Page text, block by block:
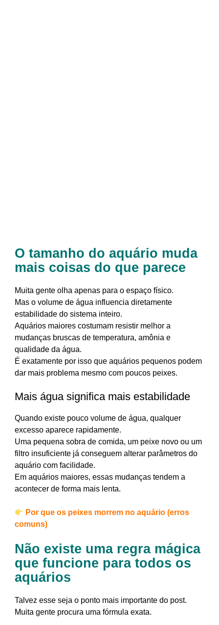
O tamanho do aquário muda
mais coisas do que parece
Muita gente olha apenas para o espaço físico.
Mas o volume de água influencia diretamente
estabilidade do sistema inteiro.
Aquários maiores costumam resistir melhor a
mudanças bruscas de temperatura, amônia e
qualidade da água.
É exatamente por isso que aquários pequenos podem
dar mais problema mesmo com poucos peixes.
Mais água significa mais estabilidade
Quando existe pouco volume de água, qualquer
excesso aparece rapidamente.
Uma pequena sobra de comida, um peixe novo ou um
filtro insuficiente já conseguem alterar parâmetros do
aquário com facilidade.
Em aquários maiores, essas mudanças tendem a
acontecer de forma mais lenta.
Por que os peixes morrem no aquário (erros
comuns)
Não existe uma regra mágica
que funcione para todos os
aquários
Talvez esse seja o ponto mais importante do post.
Muita gente procura uma fórmula exata.